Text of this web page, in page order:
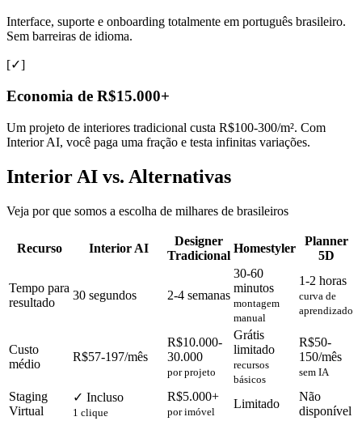
Interface, suporte e onboarding totalmente em português brasileiro.
Sem barreiras de idioma.
[✓]
Economia de R$15.000+
Um projeto de interiores tradicional custa R$100-300/m². Com
Interior AI, você paga uma fração e testa infinitas variações.
Interior AI vs. Alternativas
Veja por que somos a escolha de milhares de brasileiros
Recurso Interior AI
Designer
Tradicional
Homestyler
Planner
5D
Tempo para
resultado
30 segundos 2-4 semanas
30-60
minutos
montagem
manual
1-2 horas
curva de
aprendizado
Custo
médio
R$57-197/mês
R$10.000-
30.000
por projeto
Grátis
limitado
recursos
básicos
R$50-
150/mês
sem IA
Staging
Virtual
✓ Incluso
1 clique
R$5.000+
por imóvel
Limitado
Não
disponível